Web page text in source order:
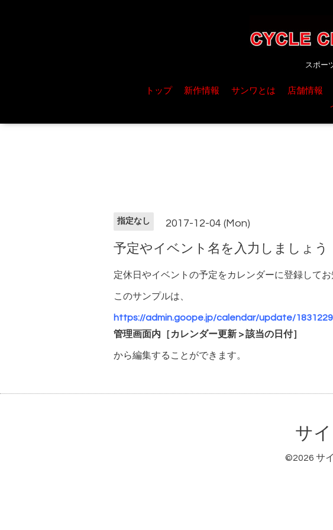
スポー
トップ 新作情報 サンワとは 店舗情報
指定なし 2017-12-04 (Mon)
予定やイベント名を入力しましょう
定休日やイベントの予定をカレンダーに登録してお
このサンプルは、
https://admin.goope.jp/calendar/update/1831229
管理画面内［カレンダー更新 > 該当の日付］
から編集することができます。
サ
©2026 サ